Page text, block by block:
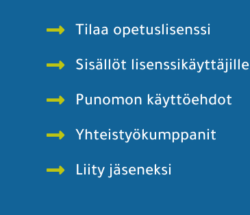
Tilaa opetuslisenssi
Sisällöt lisenssikäyttäjille
Punomon käyttöehdot
Yhteistyökumppanit
Liity jäseneksi